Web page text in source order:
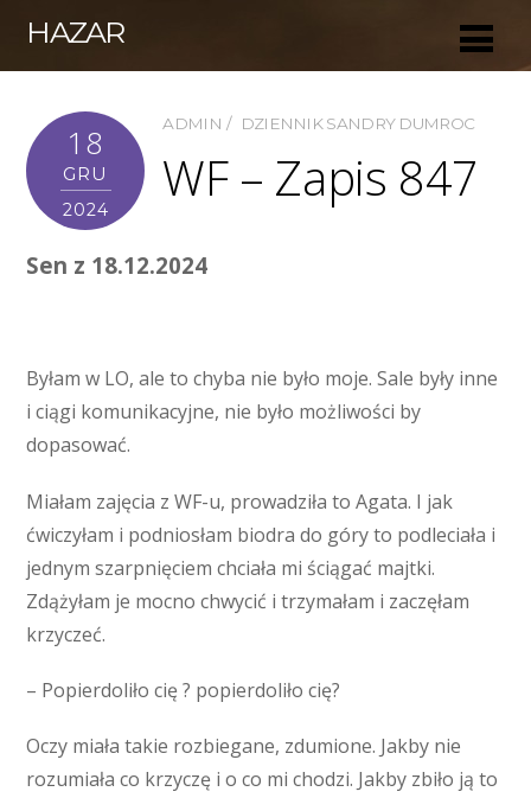
HAZAR
18
GRU
2024
ADMIN DZIENNIK SANDRY DUMROC
WF – Zapis 847
Sen z 18.12.2024
Byłam w LO, ale to chyba nie było moje. Sale były inne
i ciągi komunikacyjne, nie było możliwości by
dopasować.
Miałam zajęcia z WF-u, prowadziła to Agata. I jak
ćwiczyłam i podniosłam biodra do góry to podleciała i
jednym szarpnięciem chciała mi ściągać majtki.
Zdążyłam je mocno chwycić i trzymałam i zaczęłam
krzyczeć.
– Popierdoliło cię ? popierdoliło cię?
Oczy miała takie rozbiegane, zdumione. Jakby nie
rozumiała co krzyczę i o co mi chodzi. Jakby zbiło ją to